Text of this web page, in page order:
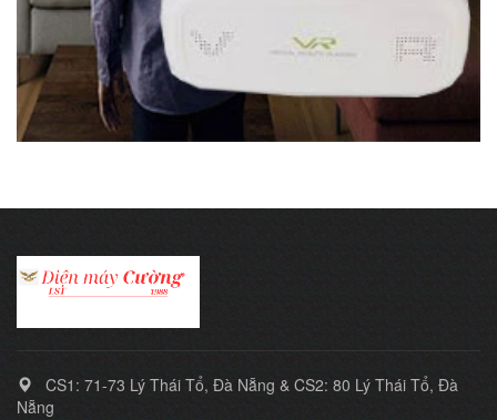
CS1: 71-73 Lý Thái Tổ, Đà Nẵng & CS2: 80 Lý Thái Tổ, Đà
Nẵng